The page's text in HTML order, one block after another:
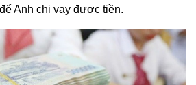
Anh chị vay được tiền.